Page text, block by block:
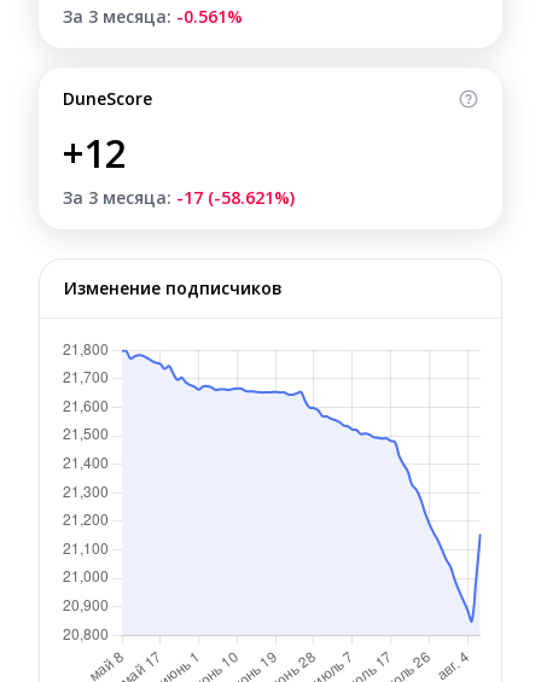
За 3 месяца: -0.561%
DuneScore
+12
За 3 месяца: -17 (-58.621%)
Изменение подписчиков